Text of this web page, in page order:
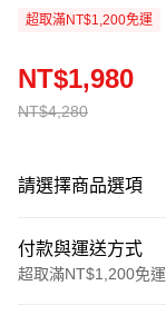
超取滿NT$1,200免運
NT$4,280
NT$1,980
請選擇商品選項
付款與運送方式
超取滿NT$1,200免運